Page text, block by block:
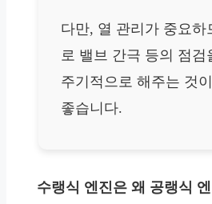
다만, 열 관리가 중요하
로 밸브 간극 등의 점검
주기적으로 해주는 것이
좋습니다.
수랭식 엔진은 왜 공랭식 엔